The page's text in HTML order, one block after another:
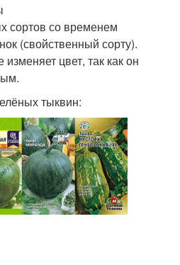
сортов со временем
(свойственный сорту).
цвет, так как он
тыквин: